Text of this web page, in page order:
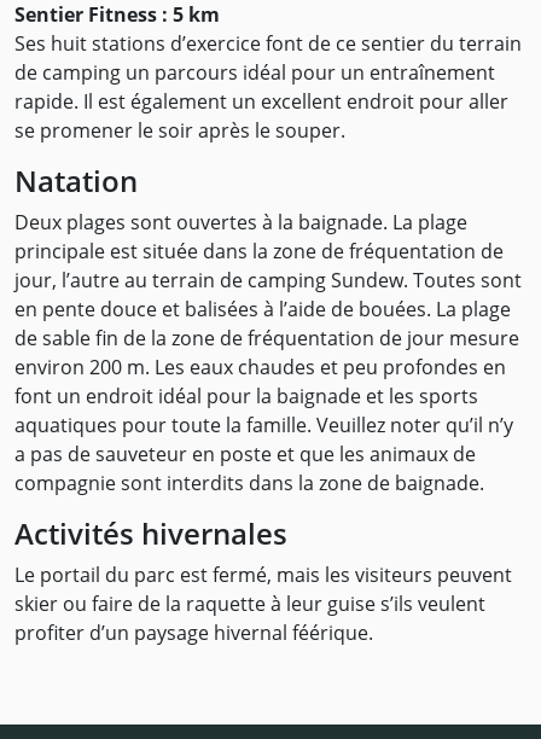
Sentier Fitness : 5 km
Ses huit stations d’exercice font de ce sentier du terrain
de camping un parcours idéal pour un entraînement
rapide. Il est également un excellent endroit pour aller
se promener le soir après le souper.
Natation
Deux plages sont ouvertes à la baignade. La plage
principale est située dans la zone de fréquentation de
jour, l’autre au terrain de camping Sundew. Toutes sont
en pente douce et balisées à l’aide de bouées. La plage
de sable fin de la zone de fréquentation de jour mesure
environ 200 m. Les eaux chaudes et peu profondes en
font un endroit idéal pour la baignade et les sports
aquatiques pour toute la famille. Veuillez noter qu’il n’y
a pas de sauveteur en poste et que les animaux de
compagnie sont interdits dans la zone de baignade.
Activités hivernales
Le portail du parc est fermé, mais les visiteurs peuvent
skier ou faire de la raquette à leur guise s’ils veulent
profiter d’un paysage hivernal féérique.